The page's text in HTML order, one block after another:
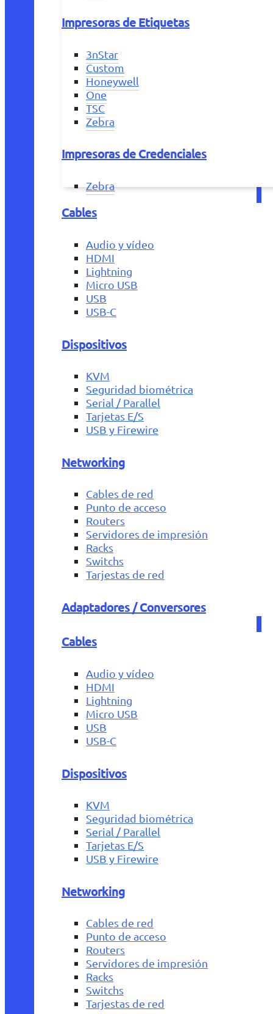
Impresoras de Etiquetas
3nStar
Custom
Honeywell
One
TSC
Zebra
Impresoras de Credenciales
Zebra
Cables
Audio y vídeo
HDMI
Lightning
Micro USB
USB
USB-C
Dispositivos
KVM
Seguridad biométrica
Serial / Parallel
Tarjetas E/S
USB y Firewire
Networking
Cables de red
Punto de acceso
Routers
Servidores de impresión
Racks
Switchs
Tarjestas de red
Adaptadores / Conversores
Cables
Audio y vídeo
HDMI
Lightning
Micro USB
USB
USB-C
Dispositivos
KVM
Seguridad biométrica
Serial / Parallel
Tarjetas E/S
USB y Firewire
Networking
Cables de red
Punto de acceso
Routers
Servidores de impresión
Racks
Switchs
Tarjestas de red